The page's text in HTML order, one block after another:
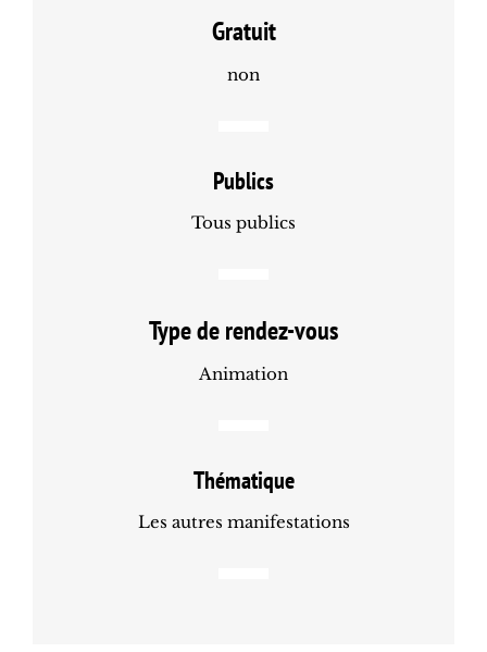
Gratuit
non
Publics
Tous publics
Type de rendez-vous
Animation
Thématique
Les autres manifestations